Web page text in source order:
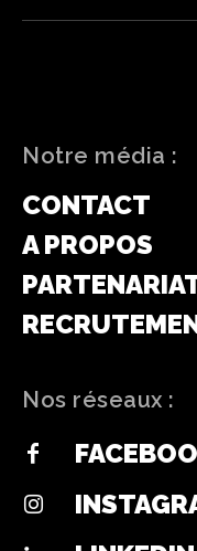
Notre média :
CONTACT
A PROPOS
Nos réseaux :